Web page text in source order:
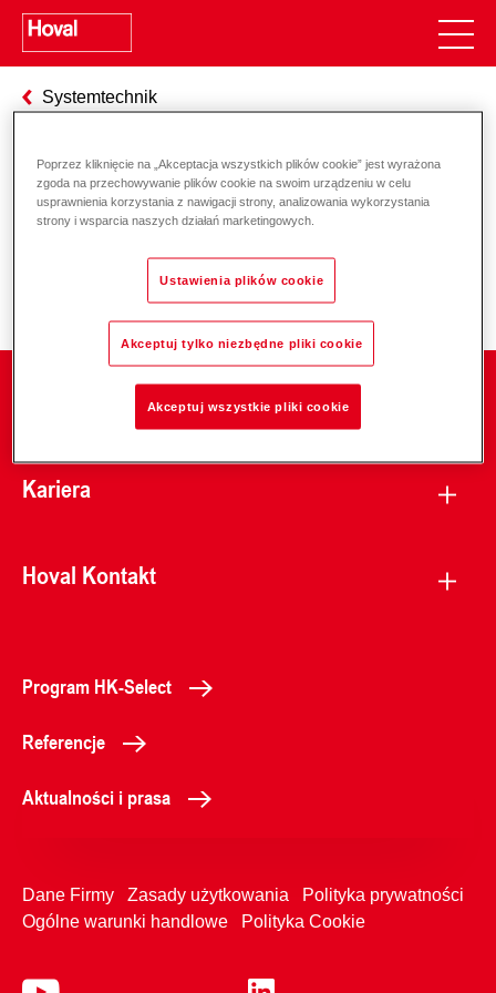
Systemtechnik
Odpowiedzialność za energię i
środowisko
Kariera
Hoval Kontakt
Program HK-Select
Referencje
Aktualności i prasa
Dane Firmy Zasady użytkowania
Polityka prywatności
Ogólne warunki handlowe
Polityka Cookie
Poprzez kliknięcie na „Akceptacja wszystkich plików cookie” jest wyrażona
zgoda na przechowywanie plików cookie na swoim urządzeniu w celu
usprawnienia korzystania z nawigacji strony, analizowania wykorzystania
strony i wsparcia naszych działań marketingowych.
Ustawienia plików cookie
Akceptuj tylko niezbędne pliki cookie
Akceptuj wszystkie pliki cookie